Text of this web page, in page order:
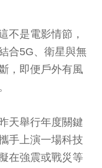
不是電影情節，
合5G、衛星與無
，即便戶外有風
天舉行年度關鍵
手上演一場科技
在強震或戰災等